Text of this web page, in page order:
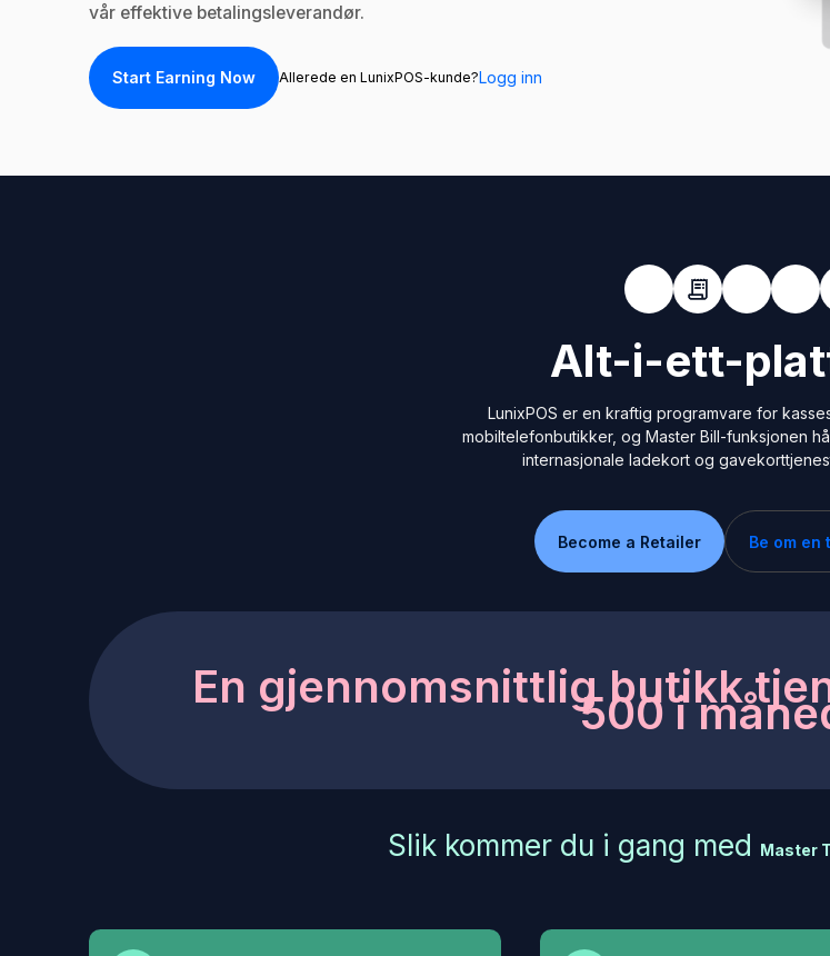
vår effektive betalingsleverandør.
Start Earning Now Allerede en LunixPOS-kunde?Logg inn
Alt-i-ett-
LunixPOS er en kraftig programvare for
mobiltelefonbutikker, og Master Bill-funksjonen
internasjonale ladekort og
Become a Retailer Be om en
En gjennomsnittlig butikk
500 i
Slik kommer du i gang med Master